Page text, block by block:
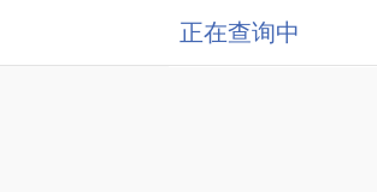
正在查询中